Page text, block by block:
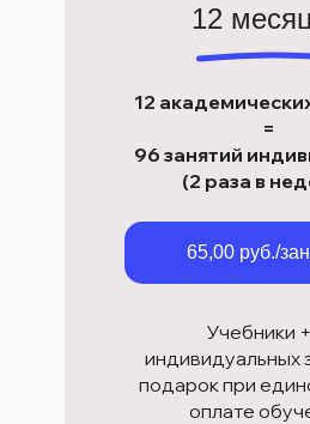
12
12
=
96 занятий
(2 раза в
65,00 руб./
Учебники
индивидуальных
подарок при
оплате